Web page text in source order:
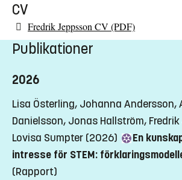
CV
Fredrik Jeppsson CV (PDF)
Publikationer
2026
Lisa Österling, Johanna Andersson,
Danielsson, Jonas Hallström,
Lovisa Sumpter (2026)
En
intresse för STEM:
(Rapport)